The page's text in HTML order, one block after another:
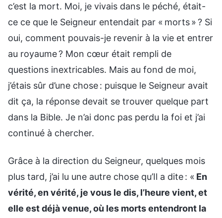
c’est la mort. Moi, je vivais dans le péché, était-
ce ce que le Seigneur entendait par « morts » ? Si
oui, comment pouvais-je revenir à la vie et entrer
au royaume ? Mon cœur était rempli de
questions inextricables. Mais au fond de moi,
j’étais sûr d’une chose : puisque le Seigneur avait
dit ça, la réponse devait se trouver quelque part
dans la Bible. Je n’ai donc pas perdu la foi et j’ai
continué à chercher.
Grâce à la direction du Seigneur, quelques mois
plus tard, j’ai lu une autre chose qu’Il a dite : « En
vérité, en vérité, je vous le dis, l’heure vient, et
elle est déjà venue, où les morts entendront la